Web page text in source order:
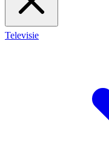
Televisie